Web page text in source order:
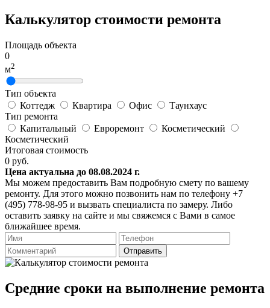
Калькулятор стоимости ремонта
Площадь объекта
0
м2
Тип объекта
Коттедж
Квартира Офис
Таунхаус
Тип ремонта
Капитальный
Евроремонт
Косметический
Косметический
Итоговая стоимость
0 руб.
Цена актуальна до 08.08.2024 г.
Мы можем предоставить Вам подробную смету по вашему
ремонту. Для этого можно позвонить нам по телефону +7
(495) 778-98-95 и вызвать специалиста по замеру. Либо
оставить заявку на сайте и мы свяжемся с Вами в самое
ближайшее время.
Отправить
Средние сроки на выполнение ремонта